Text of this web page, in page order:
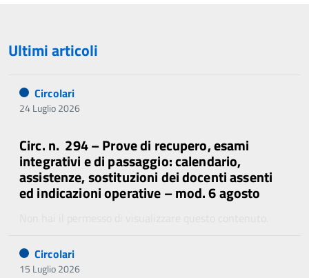
Ultimi articoli
Circolari
24 Luglio 2026
Circ. n. 294 – Prove di recupero, esami
integrativi e di passaggio: calendario,
assistenze, sostituzioni dei docenti assenti
ed indicazioni operative – mod. 6 agosto
Circolari
15 Luglio 2026